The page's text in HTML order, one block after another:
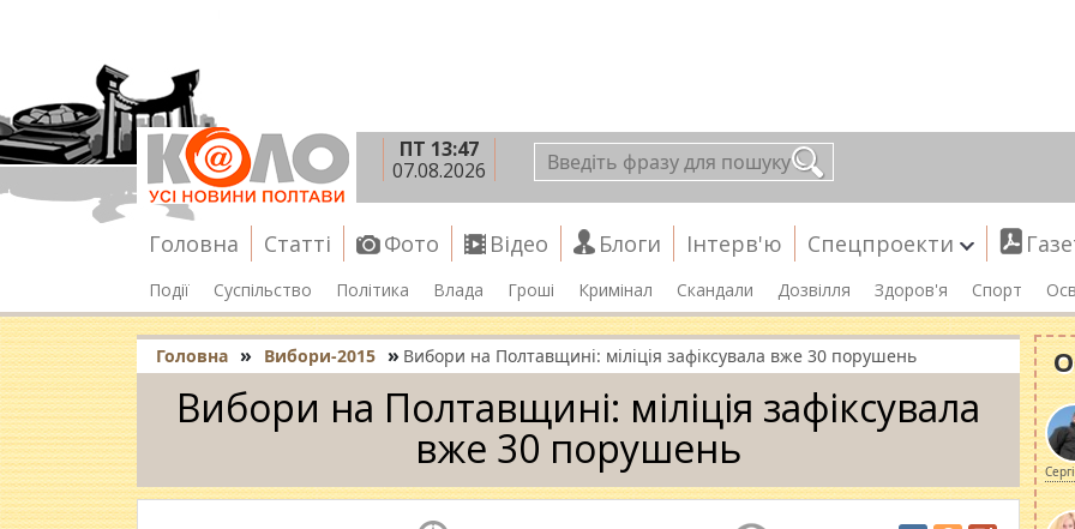
ПТ 13:47
07.08.2026
Головна Статті Фото Відео Блоги Інтерв'ю Спецпроекти
Події Суспільство Політика Влада Гроші Кримінал Скандали Дозвілля Здоров'я Спорт
Головна » Вибори-2015 » Вибори на Полтавщині: міліція зафіксувала вже 30 порушень
Вибори на Полтавщині: міліція зафіксувала
вже 30 порушень